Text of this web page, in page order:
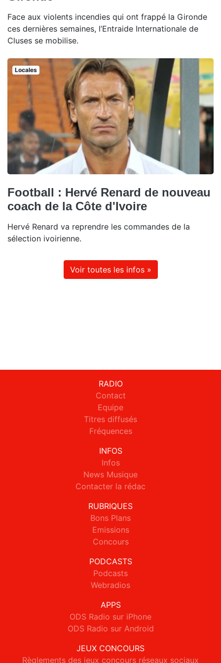
Face aux violents incendies qui ont frappé la Gironde
ces dernières semaines, l’Entraide Internationale de
Cluses se mobilise.
Locales
Football : Hervé Renard de nouveau
coach de la Côte d'Ivoire
Hervé Renard va reprendre les commandes de la
sélection ivoirienne.
Voir toutes les infos »
RADIO
Contact
Equipe
Titres diffusés
Fréquences
INFOS
Infos
News Musique
Contacter la rédac
RUBRIQUES
Bons Plans
Emissions
Concours
PODCASTS
Podcasts
Webradios
APPS
ODS Radio sur iPhone
ODS Radio sur Android
JEUX CONCOURS
Règlements des jeux concours réseaux sociaux